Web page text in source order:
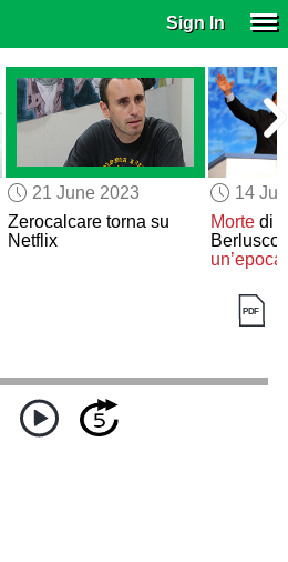
Sign In
21 June 2023
Zerocalcare torna su
Netflix
14
Mortedi
un’epoca